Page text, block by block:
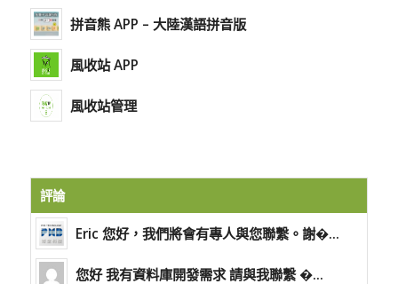
拼音熊 APP – 大陸漢語拼音版
風收站 APP
風收站管理
評論
Eric 您好，我們將會有專人與您聯繫。謝�...
您好 我有資料庫開發需求 請與我聯繫 �...